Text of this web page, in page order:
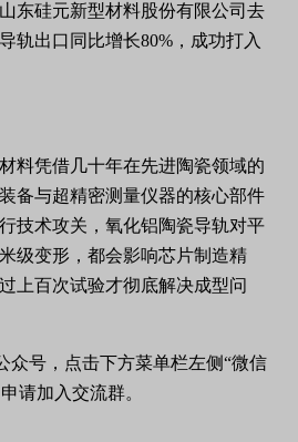
东硅元新型材料股份有限公司去
轨出口同比增长80%，成功打入
料凭借几十年在先进陶瓷领域的
备与超精密测量仪器的核心部件
技术攻关，氧化铝陶瓷导轨对平
级变形，都会影响芯片制造精
上百次试验才彻底解决成型问
众号，点击下方菜单栏左侧“微信
请加入交流群。